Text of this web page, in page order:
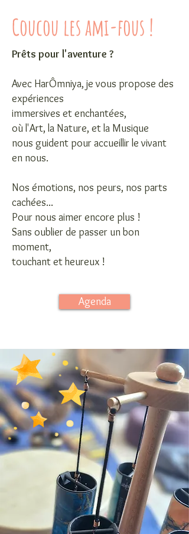
Coucou les ami-fous !
Prêts pour l'aventure ?
Avec HarÔmniya, je vous propose ​des
expériences
immersives et enchantées,
où l'Art, la Nature, et la Musique
nous guident pour accueillir le vivant
en nous.
Nos émotions, nos peurs, nos parts
cachées...
Pour nous aimer encore plus !
Sans oublier de passer un bon
moment,
touchant et heureux !
Agenda